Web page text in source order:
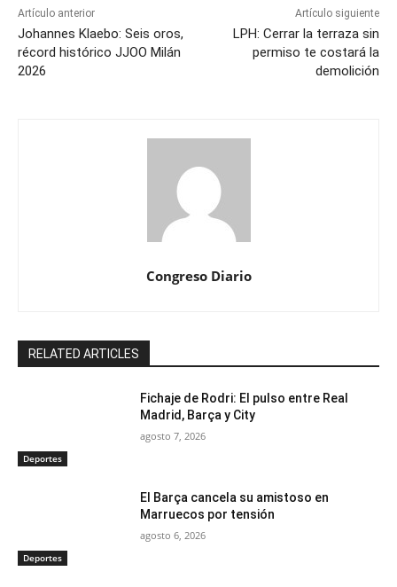
Artículo anterior
Johannes Klaebo: Seis oros,
récord histórico JJOO Milán
2026
Artículo siguiente
LPH: Cerrar la terraza sin
permiso te costará la
demolición
Congreso Diario
RELATED ARTICLES
Deportes
Fichaje de Rodri: El pulso entre Real
Madrid, Barça y City
agosto 7, 2026
Deportes
El Barça cancela su amistoso en
Marruecos por tensión
agosto 6, 2026